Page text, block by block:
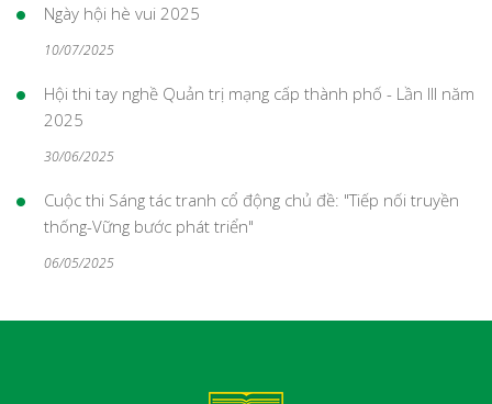
Ngày hội hè vui 2025
10/07/2025
Hội thi tay nghề Quản trị mạng cấp thành phố - Lần III năm
2025
30/06/2025
Cuộc thi Sáng tác tranh cổ động chủ đề: "Tiếp nối truyền
thống-Vững bước phát triển"
06/05/2025